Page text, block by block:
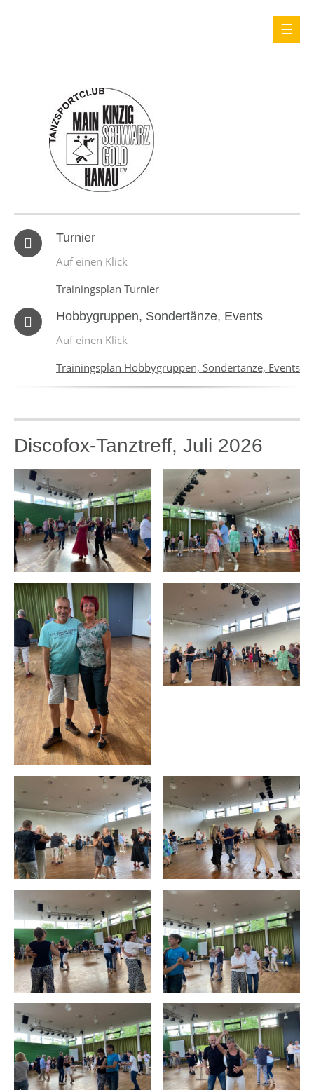
Turnier
Auf einen Klick
Trainingsplan Turnier
Hobbygruppen, Sondertänze, Events
Auf einen Klick
Trainingsplan Hobbygruppen, Sondertänze, Events
Discofox-Tanztreff, Juli 2026